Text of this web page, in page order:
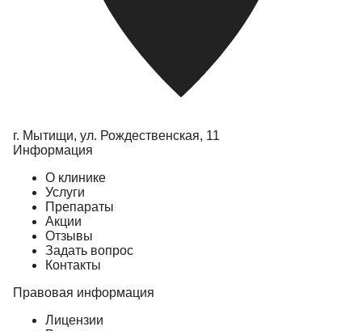
г. Мытищи, ул. Рождественская, 11
Информация
О клинике
Услуги
Препараты
Акции
Отзывы
Задать вопрос
Контакты
Правовая информация
Лицензии